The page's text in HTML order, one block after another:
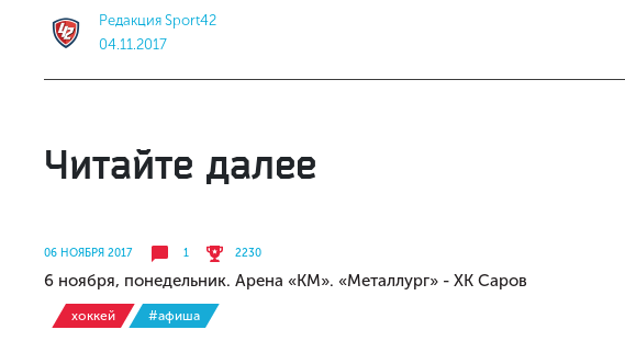
Редакция Sport42
04.11.2017
Читайте далее
06 НОЯБРЯ 2017 1 2230
6 ноября, понедельник. Арена «КМ». «Металлург» - ХК Саров
хоккей #афиша